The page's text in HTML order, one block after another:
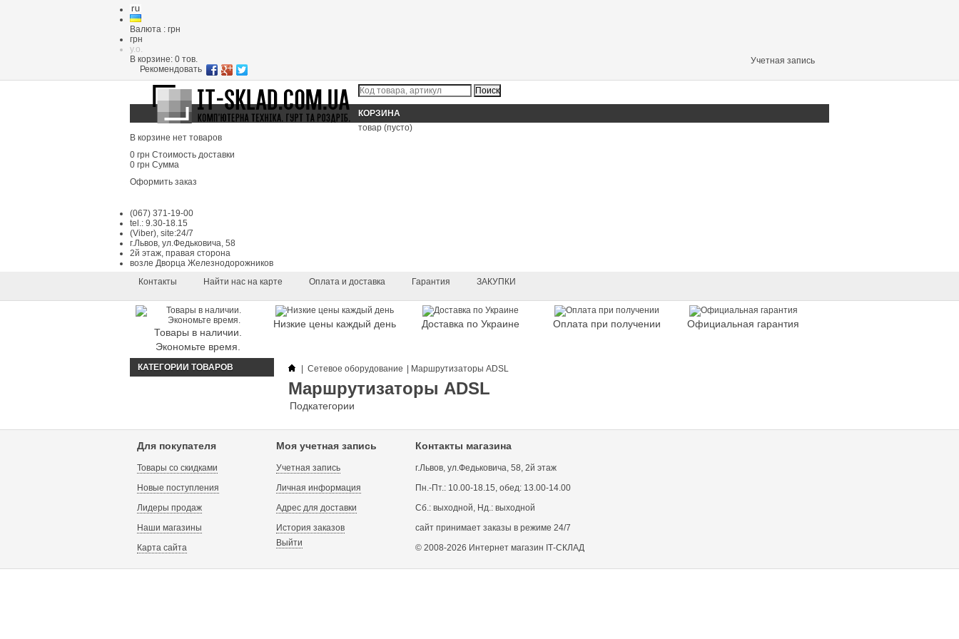
Валюта : грн
грн
y.o.
Учетная запись
В корзине: 0 тов.
Рекомендовать
КОРЗИНА
товар (пусто)
В корзине нет товаров
0 грн Стоимость доставки
0 грн Сумма
Оформить заказ
(067) 371-19-00
tel.: 9.30-18.15
(Viber), site:24/7
г.Львов, ул.Федьковича, 58
2й этаж, правая сторона
возле Дворца Железнодорожников
Контакты
Найти нас на карте Оплата и доставка Гарантия ЗАКУПКИ
Товары в наличии.
Экономьте время.
Низкие цены каждый день Доставка по Украине Оплата при получении Официальная гарантия
КАТЕГОРИИ ТОВАРОВ Сетевое оборудование Маршрутизаторы ADSL
Маршрутизаторы ADSL
Подкатегории
Для покупателя
Товары со скидками
Новые поступления
Лидеры продаж
Наши магазины
Карта сайта
Моя учетная запись
Учетная запись
Личная информация
Адрес для доставки
История заказов
Выйти
Контакты магазина
г.Львов, ул.Федьковича, 58, 2й этаж
Пн.-Пт.: 10.00-18.15, обед: 13.00-14.00
Сб.: выходной, Нд.: выходной
сайт принимает заказы в режиме 24/7
© 2008-2026 Интернет магазин ІТ-СКЛАД